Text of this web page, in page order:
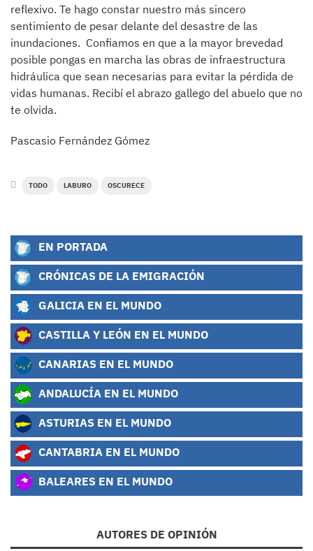
reflexivo. Te hago constar nuestro más sincero
sentimiento de pesar delante del desastre de las
inundaciones. Confiamos en que a la mayor brevedad
posible pongas en marcha las obras de infraestructura
hidráulica que sean necesarias para evitar la pérdida de
vidas humanas. Recibí el abrazo gallego del abuelo que no
te olvida.
Pascasio Fernández Gómez
TODO LABURO OSCURECE
EN PORTADA
CRÓNICAS DE LA EMIGRACIÓN
GALICIA EN EL MUNDO
CASTILLA Y LEÓN EN EL MUNDO
CANARIAS EN EL MUNDO
ANDALUCÍA EN EL MUNDO
ASTURIAS EN EL MUNDO
CANTABRIA EN EL MUNDO
BALEARES EN EL MUNDO
AUTORES DE OPINIÓN